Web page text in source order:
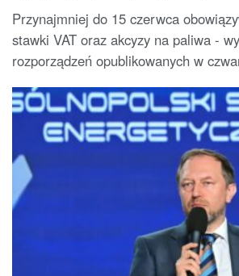
Przynajmniej do 15 czerwca
stawki VAT oraz akcyzy na paliwa -
rozporządzeń opublikowanych w